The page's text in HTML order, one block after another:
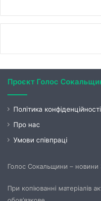
Проєкт Голос
Політика конфіденційності
Про нас
Умови співпраці
Голос Сокальщини – новини
При копіюванні матеріалів